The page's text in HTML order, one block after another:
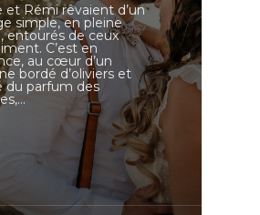
et Rémi rêvaient d’un
simple, en pleine
entourés de ceux
C’est en
au cœur d’un
bordé d’oliviers et
du parfum des